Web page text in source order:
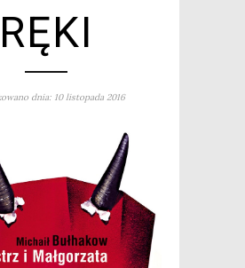
RĘKI
dnia: 10 listopada 2016